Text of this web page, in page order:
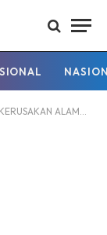
ILLEGAL MINING POLSEK KAPUAS HULU LAKUKAN IMBAUAN